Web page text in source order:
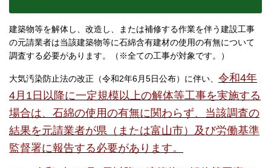
建築物等を解体し、改造し、または補修する作業を伴う建設工事
の元請業者は当該建築物等に石綿含有建材の使用の有無について
調査する必要があります。（※全ての工事が対象です。）
大気汚染防止法の改正（令和2年6月5日公布）に伴い、 令和4年
4月1日以降に一定規模以上の解体等工事を実施する
場合は、石綿の使用の有無に関わらず、当該調査の
結果を元請業者が県（または富山市） 及び労働基準
監督署に報告する必要があります。